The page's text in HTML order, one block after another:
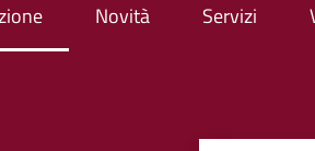
Novità Servizi